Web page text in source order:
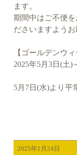
ます。
期間中はご不便
ださいますようお
【ゴールデンウ
2025年5月3日(土)
5月7日(水)より平
2025年1月24日